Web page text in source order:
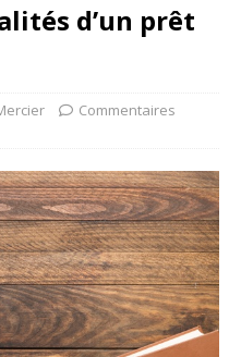
d’un prêt
Commentaires